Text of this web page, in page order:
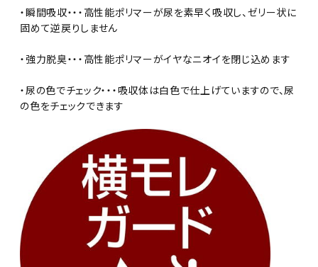
・瞬間吸収・・・高性能ポリマーが尿を素早く吸収し、ゼリー状に
固めて逆戻りしません
・強力脱臭・・・高性能ポリマーがイヤなニオイを閉じ込めます
・尿の色でチェック・・・吸収体は白色で仕上げていますので、尿
の色をチェックできます